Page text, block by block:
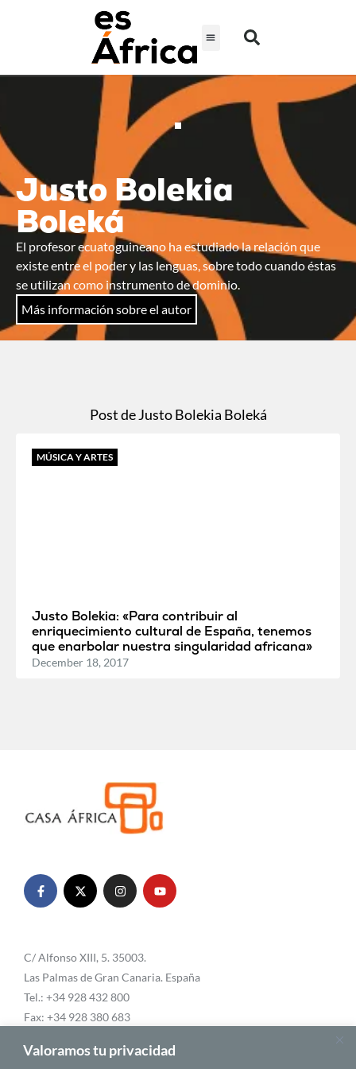
Valoramos tu privacidad
Justo Bolekia
Boleká
El profesor ecuatoguineano ha estudiado la relación que
existe entre el poder y las lenguas, sobre todo cuando éstas
se utilizan como instrumento de dominio.
Más información sobre el autor
Post de Justo Bolekia Boleká
MÚSICA Y ARTES
Justo Bolekia: «Para contribuir al
enriquecimiento cultural de España, tenemos
que enarbolar nuestra singularidad africana»
December 18, 2017
C/ Alfonso XIII, 5. 35003.
Las Palmas de Gran Canaria. España
Tel.: +34 928 432 800
Fax: +34 928 380 683